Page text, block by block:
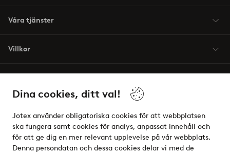
Dina cookies, ditt val!
Jotex använder obligatoriska cookies för att webbplatsen
ska fungera samt cookies för analys, anpassat innehåll och
för att ge dig en mer relevant upplevelse på vår webbplats.
Denna persondatan och dessa cookies delar vi med de
Våra tjänster
Villkor
Säkra betalningar - Betala direkt eller dela upp